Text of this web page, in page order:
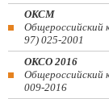
ОКСМ
97) 025-2001
ОКСО 2016
Общероссийский
009-2016